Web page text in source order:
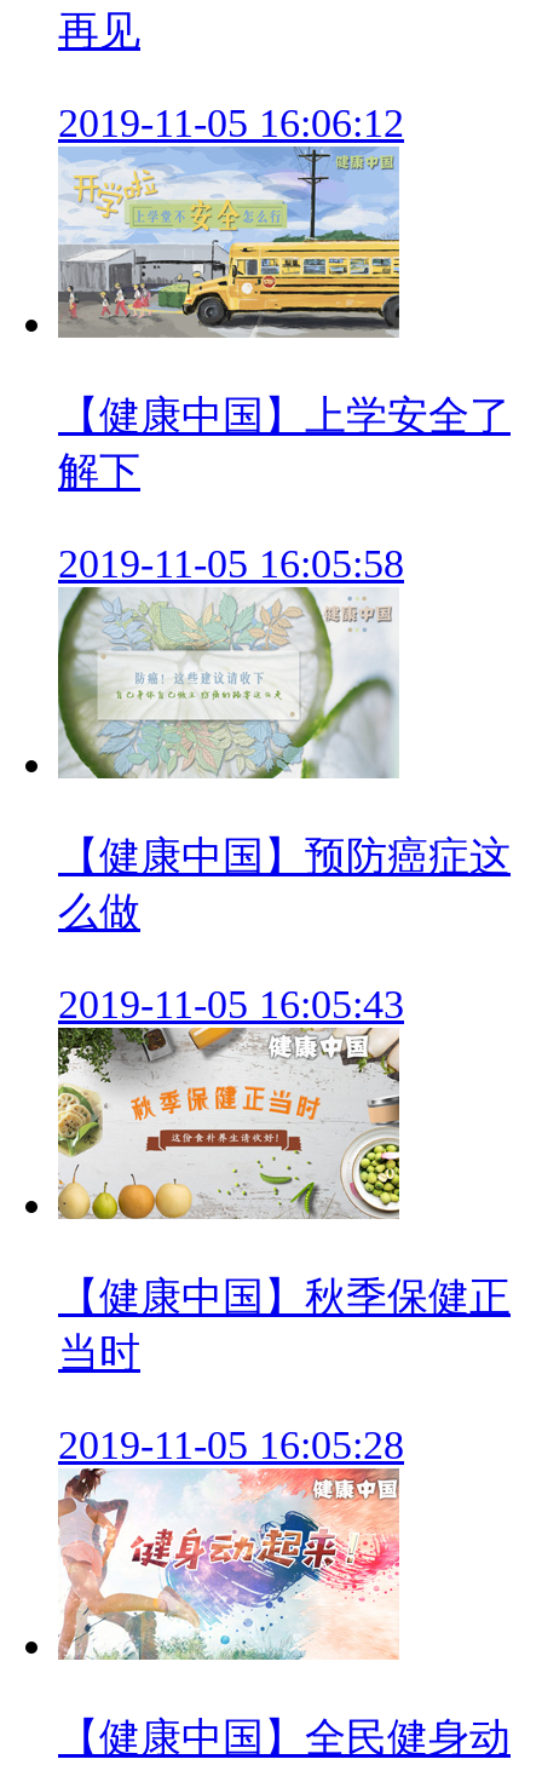
再见
2019-11-05 16:06:12
【健康中国】上学安全了
解下
2019-11-05 16:05:58
【健康中国】预防癌症这
么做
2019-11-05 16:05:43
【健康中国】秋季保健正
当时
2019-11-05 16:05:28
【健康中国】全民健身动